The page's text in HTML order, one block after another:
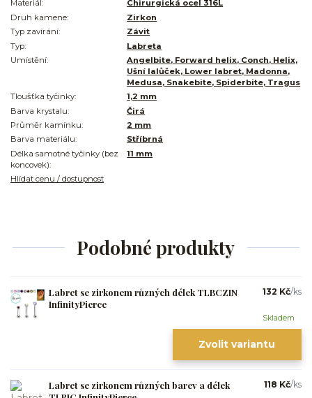
Materiál:
Chirurgická ocel 316L
Druh kamene:
Zirkon
Typ zavírání:
Závit
Typ:
Labreta
Umístění:
Angelbite, Forward helix, Conch, Helix,
Ušní lalůček, Lower labret, Madonna,
Medusa, Snakebite, Spiderbite, Tragus
Tloušťka tyčinky:
1,2 mm
Barva krystalu:
Čirá
Průměr kamínku:
2 mm
Barva materiálu:
Stříbrná
Délka samotné tyčinky (bez
koncovek):
11 mm
Hlídat cenu / dostupnost
Podobné produkty
Labret se zirkonem různých délek TLBCZIN
InfinityPierce
132 Kč/ks
Skladem
Zvolit variantu
Labret se zirkonem různých barev a délek
118 Kč/ks